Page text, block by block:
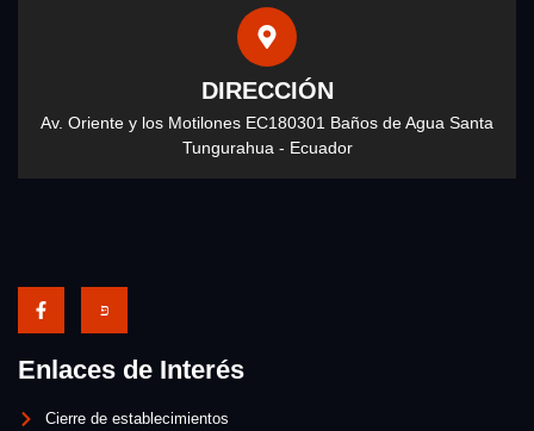
DIRECCIÓN
Av. Oriente y los Motilones EC180301 Baños de Agua Santa
Tungurahua - Ecuador
Enlaces de Interés
Cierre de establecimientos